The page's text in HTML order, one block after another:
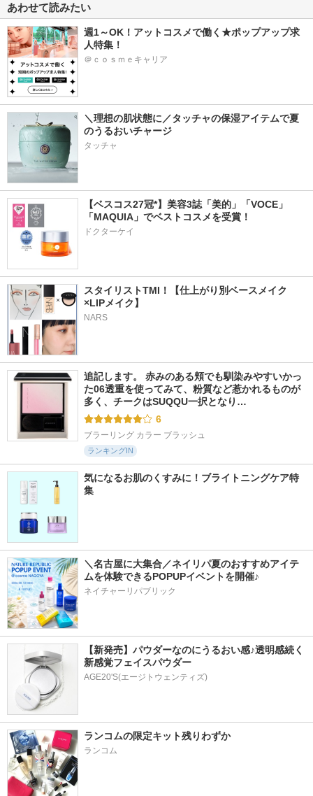
あわせて読みたい
週1～OK！アットコスメで働く★ポップアップ求
人特集！
＠ｃｏｓｍｅキャリア
＼理想の肌状態に／タッチャの保湿アイテムで夏
のうるおいチャージ
タッチャ
【ベスコス27冠*】美容3誌「美的」「VOCE」
「MAQUIA」でベストコスメを受賞！
ドクターケイ
スタイリストTMI！【仕上がり別ベースメイク
×LIPメイク】
NARS
追記します。 赤みのある頬でも馴染みやすいかっ
た06透重を使ってみて、粉質など惹かれるものが
多く、チークはSUQQU一択となり…
6
ブラーリング カラー ブラッシュ
ランキングIN
気になるお肌のくすみに！ブライトニングケア特
集
＼名古屋に大集合／ネイリパ夏のおすすめアイテ
ムを体験できるPOPUPイベントを開催♪
ネイチャーリパブリック
【新発売】パウダーなのにうるおい感♪透明感続く
新感覚フェイスパウダー
AGE20'S(エージトウェンティズ)
ランコムの限定キット残りわずか
ランコム